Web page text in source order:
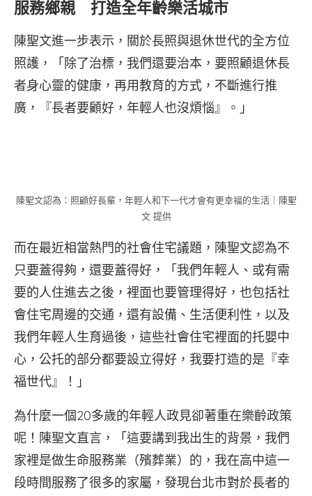
服務鄉親 打造全年齡樂活城市
陳聖文進一步表示，關於長照與退休世代的全方位
照護，「除了治標，我們還要治本，要照顧退休長
者身心靈的健康，再用教育的方式，不斷進行推
廣，『長者要顧好，年輕人也沒煩惱』。」
陳聖文認為：照顧好長輩，年輕人和下一代才會有更幸福的生活｜陳聖
文 提供
而在最近相當熱門的社會住宅議題，陳聖文認為不
只要蓋得夠，還要蓋得好，「我們年輕人、或有需
要的人住進去之後，裡面也要管理得好，也包括社
會住宅周邊的交通，還有設備、生活便利性，以及
我們年輕人生育過後，這些社會住宅裡面的托嬰中
心，公托的部分都要設立得好，我要打造的是『幸
福世代』！」
為什麼一個20多歲的年輕人政見卻著重在樂齡政策
呢！陳聖文直言，「這要講到我出生的背景，我們
家裡是做生命服務業（殯葬業）的，我在高中這一
段時間服務了很多的家屬，發現台北市對於長者的